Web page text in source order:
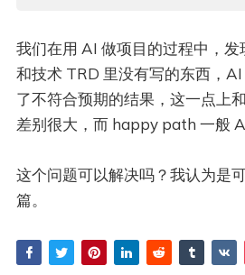
我们在用 AI 做项目的过程中，
和技术 TRD 里没有写的东西，
了不符合预期的结果，这一点上
差别很大，而 happy path 一般
这个问题可以解决吗？我认为是
篇。